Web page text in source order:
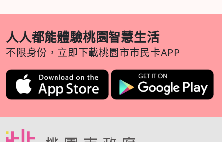
人人都能體驗桃園智慧生活
不限身份，立即下載桃園市市民卡APP